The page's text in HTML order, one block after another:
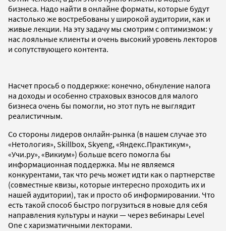
бизнеса. Надо найти в онлайне форматы, которые будут
настолько же востребованы у широкой аудитории, как и
живые лекции. На эту задачу мы смотрим с оптимизмом: у
нас лояльные клиенты и очень высокий уровень лекторов
и сопутствующего контента.
Насчет просьб о поддержке: конечно, обнуление налога
на доходы и особенно страховых взносов для малого
бизнеса очень бы помогли, но этот путь не выглядит
реалистичным.
Со стороны лидеров онлайн-рынка (в нашем случае это
«Нетология», Skillbox, Skyeng,«Яндекс.Практикум»,
«Учи.ру»,«Викиум») больше всего помогла бы
информационная поддержка. Мы не являемся
конкурентами, так что речь может идти как о партнерстве
(совместные квизы, которые интересно проходить их и
нашей аудитории), так и просто об информировании. Что
есть такой способ быстро погрузиться в новые для себя
направления культуры и науки — через вебинары Level
One с харизматичными лекторами.